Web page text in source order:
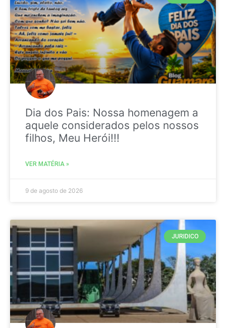
Dia dos Pais: Nossa homenagem a
aquele considerados pelos nossos
filhos, Meu Herói!!!
VER MATÉRIA »
9 de agosto de 2026
JURIDICO